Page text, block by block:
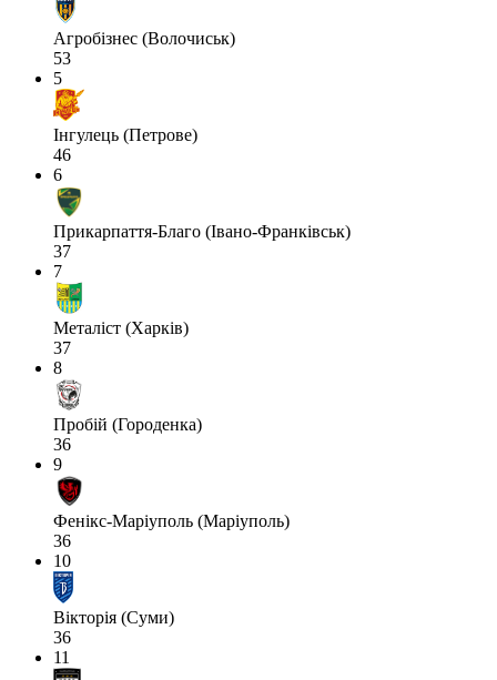
Агробізнес (Волочиськ)
53
5
Інгулець (Петрове)
46
6
Прикарпаття-Благо (Івано-Франківськ)
37
7
Металіст (Харків)
37
8
Пробій (Городенка)
36
9
Фенікс-Маріуполь (Маріуполь)
36
10
Вікторія (Суми)
36
11